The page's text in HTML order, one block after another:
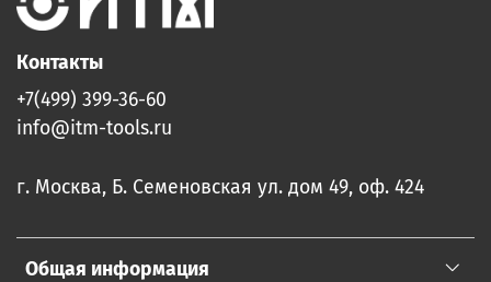
Общая информация
Контакты
+7(499) 399-36-60
info@itm-tools.ru
г. Москва, Б. Семеновская ул. дом 49, оф. 424